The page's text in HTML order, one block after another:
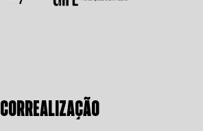
CORREALIZAÇÃO